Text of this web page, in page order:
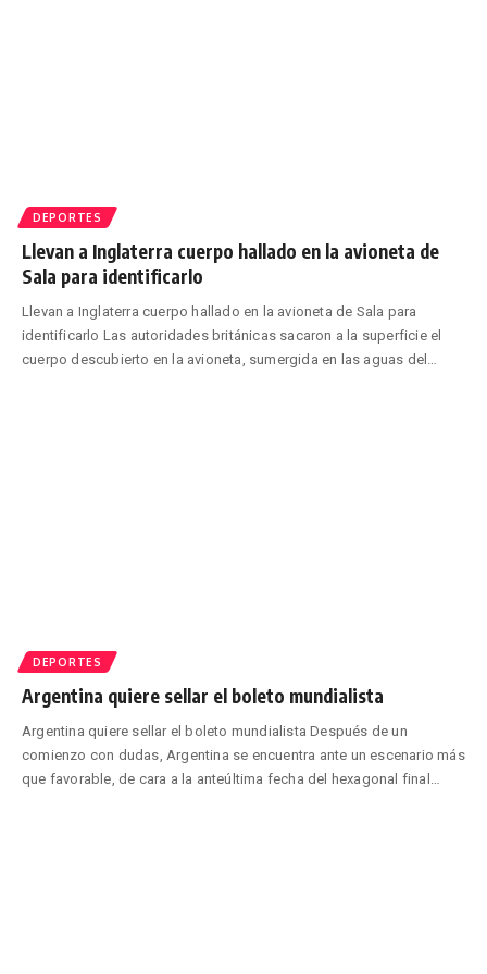
DEPORTES
Llevan a Inglaterra cuerpo hallado en la avioneta de
Sala para identificarlo
Llevan a Inglaterra cuerpo hallado en la avioneta de Sala para
identificarlo Las autoridades británicas sacaron a la superficie el
cuerpo descubierto en la avioneta, sumergida en las aguas del …
DEPORTES
Argentina quiere sellar el boleto mundialista
Argentina quiere sellar el boleto mundialista Después de un
comienzo con dudas, Argentina se encuentra ante un escenario más
que favorable, de cara a la anteúltima fecha del hexagonal final …